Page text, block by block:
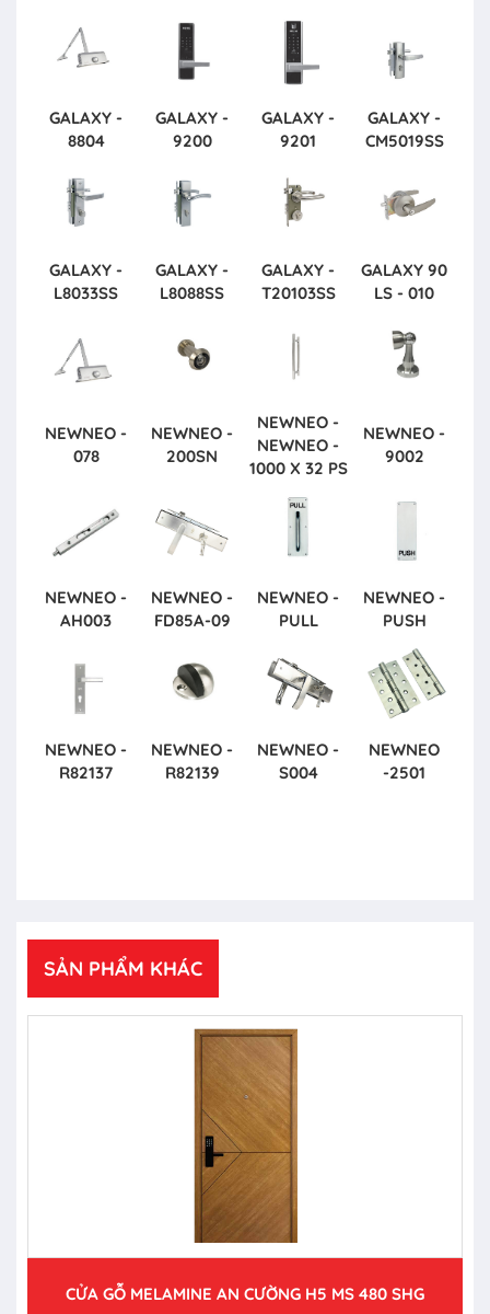
GALAXY -
8804
GALAXY -
9200
GALAXY -
9201
GALAXY -
CM5019SS
GALAXY -
L8033SS
GALAXY -
L8088SS
GALAXY -
T20103SS
GALAXY 90
LS - 010
NEWNEO -
078
NEWNEO -
200SN
NEWNEO -
NEWNEO -
1000 X 32 PS
NEWNEO -
9002
NEWNEO -
AH003
NEWNEO -
FD85A-09
NEWNEO -
PULL
NEWNEO -
PUSH
NEWNEO -
R82137
NEWNEO -
R82139
NEWNEO -
S004
NEWNEO
-2501
SẢN PHẨM KHÁC
CỬA GỖ MELAMINE AN CƯỜNG H5 MS 480 SHG